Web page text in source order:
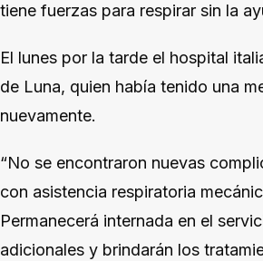
tiene fuerzas para respirar sin la
El lunes por la tarde el hospital
de Luna, quien había tenido una
nuevamente.
“No se encontraron nuevas
con asistencia respiratoria
Permanecerá internada en el
adicionales y brindarán los